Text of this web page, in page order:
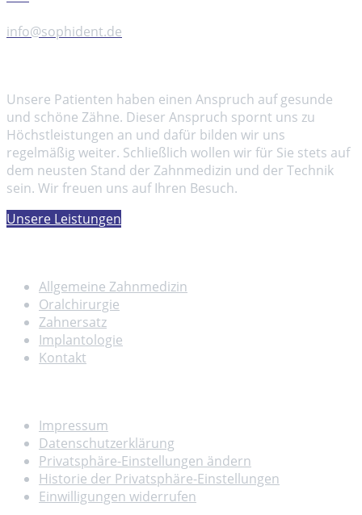
info@sophident.de
Unsere Patienten haben einen Anspruch auf gesunde
und schöne Zähne. Dieser Anspruch spornt uns zu
Höchstleistungen an und dafür bilden wir uns
regelmäßig weiter. Schließlich wollen wir für Sie stets auf
dem neusten Stand der Zahnmedizin und der Technik
sein. Wir freuen uns auf Ihren Besuch.
Unsere Leistungen
Allgemeine Zahnmedizin
Oralchirurgie
Zahnersatz
Implantologie
Kontakt
Impressum
Datenschutzerklärung
Privatsphäre-Einstellungen ändern
Historie der Privatsphäre-Einstellungen
Einwilligungen widerrufen